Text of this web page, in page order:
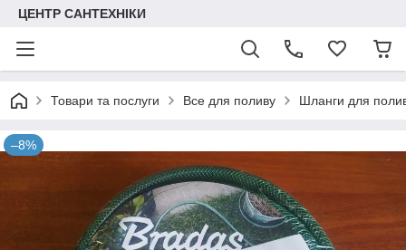
ЦЕНТР САНТЕХНІКИ
Товари та послуги Все для поливу Шланги для
–8%